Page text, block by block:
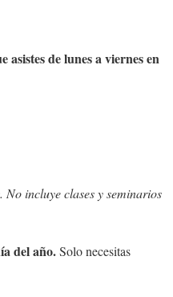
asistes de lunes a viernes en
incluye clases y seminarios
del año.Solo necesitas